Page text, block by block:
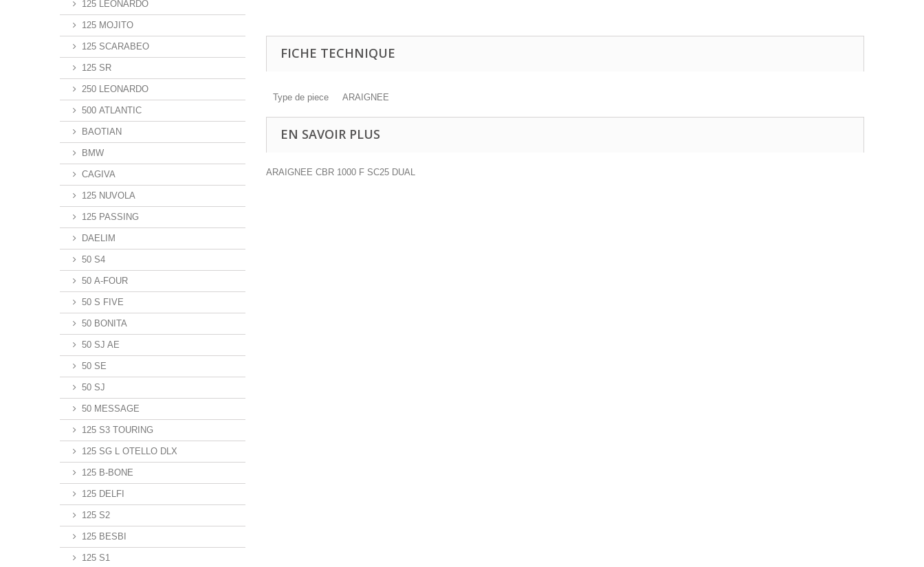
125 LEONARDO
125 MOJITO
125 SCARABEO
125 SR
250 LEONARDO
500 ATLANTIC
BAOTIAN
BMW
CAGIVA
125 NUVOLA
125 PASSING
DAELIM
50 S4
50 A-FOUR
50 S FIVE
50 BONITA
50 SJ AE
50 SE
50 SJ
50 MESSAGE
125 S3 TOURING
125 SG L OTELLO DLX
125 B-BONE
125 DELFI
125 S2
125 BESBI
125 S1
FICHE TECHNIQUE
Type de piece ARAIGNEE
EN SAVOIR PLUS
ARAIGNEE CBR 1000 F SC25 DUAL